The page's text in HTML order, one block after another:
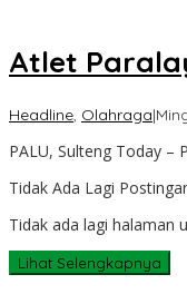
Atlet
Headline, Olahraga|
PALU, Sulteng Today –
Tidak Ada Lagi
Tidak ada lagi halaman
Lihat Selengkapnya